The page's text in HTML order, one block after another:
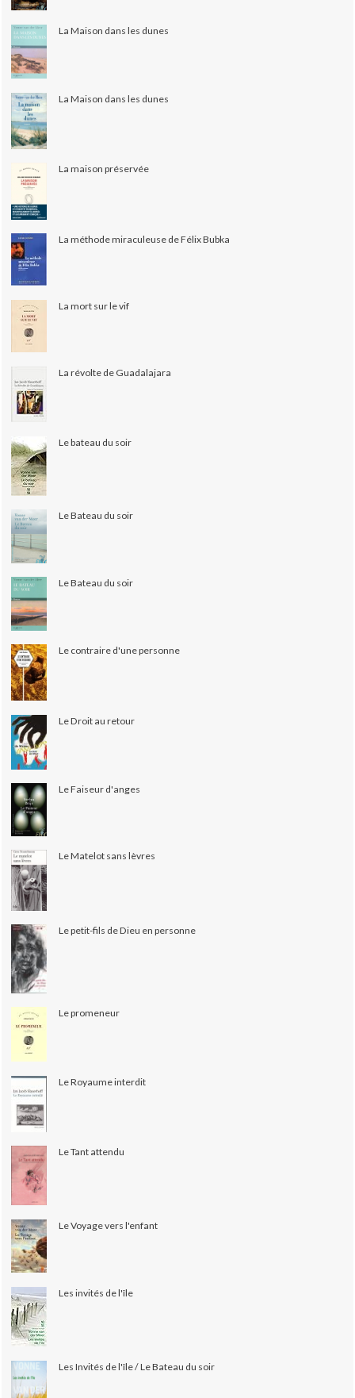
La Maison dans les dunes
La Maison dans les dunes
La maison préservée
La méthode miraculeuse de Félix Bubka
La mort sur le vif
La révolte de Guadalajara
Le bateau du soir
Le Bateau du soir
Le Bateau du soir
Le contraire d'une personne
Le Droit au retour
Le Faiseur d'anges
Le Matelot sans lèvres
Le petit-fils de Dieu en personne
Le promeneur
Le Royaume interdit
Le Tant attendu
Le Voyage vers l'enfant
Les invités de l'île
Les Invités de l'île / Le Bateau du soir